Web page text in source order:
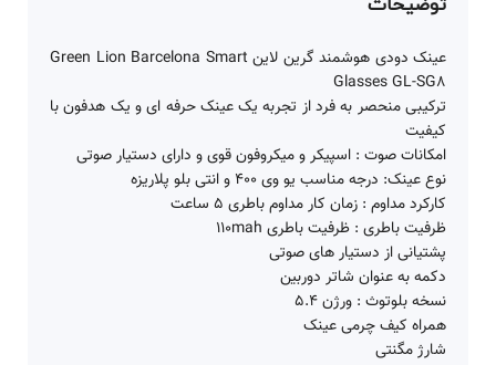
توضیحات
عینک دودی هوشمند گرین لاین Green Lion Barcelona Smart
Glasses GL-SG8
ترکیبی منحصر به فرد از تجربه یک عینک حرفه ای و یک هدفون با
کیفیت
امکانات صوت : اسپیکر و میکروفون قوی و دارای دستیار صوتی
نوع عینک: درجه مناسب یو وی 400 و انتی بلو پلاریزه
کارکرد مداوم : زمان کار مداوم باطری 5 ساعت
ظرفیت باطری : ظرفیت باطری 110mah
پشتیانی از دستیار های صوتی
دکمه به عنوان شاتر دوربین
نسخه بلوتوث : ورژن 5.4
همراه کیف چرمی عینک
شارژ مگنتی